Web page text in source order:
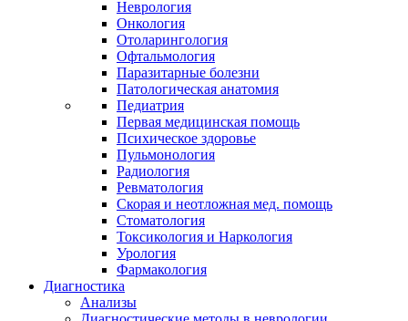
Неврология
Онкология
Отоларингология
Офтальмология
Паразитарные болезни
Патологическая анатомия
Педиатрия
Первая медицинская помощь
Психическое здоровье
Пульмонология
Радиология
Ревматология
Скорая и неотложная мед. помощь
Стоматология
Токсикология и Наркология
Урология
Фармакология
Диагностика
Анализы